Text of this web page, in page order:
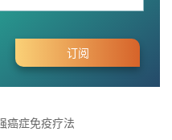
癌症免疫疗法